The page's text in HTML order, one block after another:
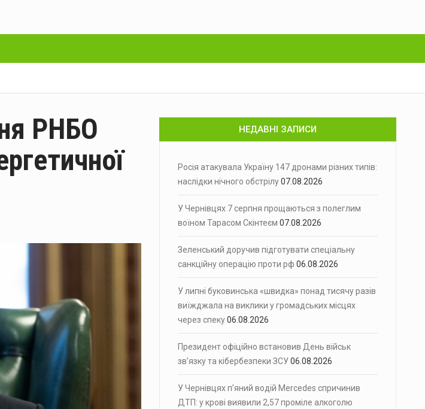
РНБО
НЕДАВНІ ЗАПИСИ
Росія атакувала Україну 147 дронами різних типів:
наслідки нічного обстрілу07.08.2026
У Чернівцях 7 серпня прощаються з полеглим
воїном Тарасом Скінтеєм 07.08.2026
Зеленський доручив підготувати спеціальну
санкційну операцію проти рф 06.08.2026
У липні буковинська «швидка» понад тисячу разів
виїжджала на виклики у громадських місцях
через спеку06.08.2026
Президент офіційно встановив День військ
зв’язку та кібербезпеки ЗСУ06.08.2026
У Чернівцях п’яний водій Mercedes спричинив
ДТП: у крові виявили 2,57 проміле алкоголю